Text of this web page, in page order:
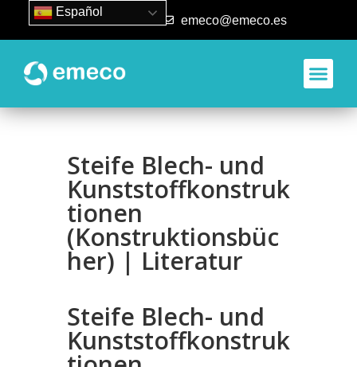
93 840 50 80 emeco@emeco.es
Steife Blech- und
Kunststoffkonstruk
tionen
(Konstruktionsbüc
her) | Literatur
Steife Blech- und
Kunststoffkonstruk
Español